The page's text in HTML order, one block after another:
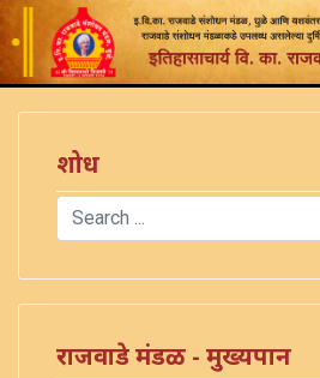
शोध
Search
राजवाडे मंडळ - मुख्यपान